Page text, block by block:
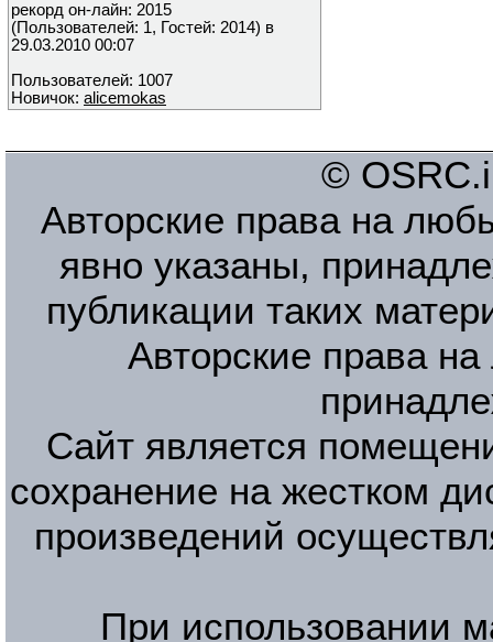
рекорд он-лайн: 2015
(Пользователей: 1, Гостей: 2014) в
29.03.2010 00:07
Пользователей: 1007
Новичок: alicemokas
©
Авторские права на
явно указаны,
публикации таких
Авторские права
Сайт является
сохранение на жестком
произведений
При использовании